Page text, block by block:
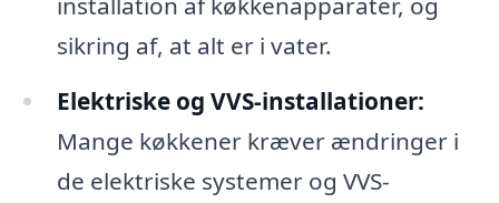
sikring af, at alt er i vater.
Elektriske og VVS-installationer:
Mange køkkener kræver ændringer i
de elektriske systemer og VVS-